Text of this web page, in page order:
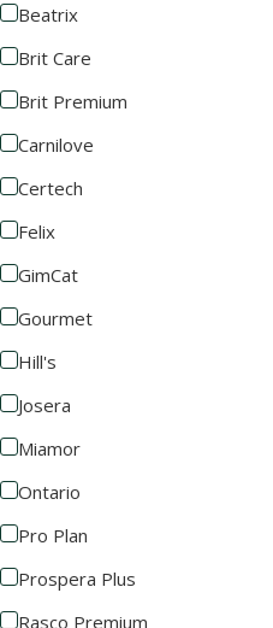
Beatrix
Brit Care
Brit Premium
Carnilove
Certech
Felix
GimCat
Gourmet
Hill's
Josera
Miamor
Ontario
Pro Plan
Prospera Plus
Rasco Premium